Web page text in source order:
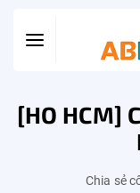
[HO HCM]
Chia sẻ